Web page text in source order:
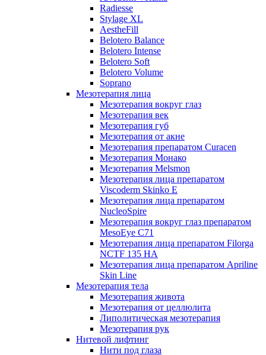
Radiesse
Stylage XL
AestheFill
Belotero Balance
Belotero Intense
Belotero Soft
Belotero Volume
Soprano
Мезотерапия лица
Мезотерапия вокруг глаз
Мезотерапия век
Мезотерапия губ
Мезотерапия от акне
Мезотерапия препаратом Curacen
Мезотерапия Монако
Мезотерапия Melsmon
Мезотерапия лица препаратом
Viscoderm Skinko E
Мезотерапия лица препаратом
NucleoSpire
Мезотерапия вокруг глаз препаратом
MesoEye С71
Мезотерапия лица препаратом Filorga
NCTF 135 HA
Мезотерапия лица препаратом Apriline
Skin Line
Мезотерапия тела
Мезотерапия живота
Мезотерапия от целлюлита
Липолитическая мезотерапия
Мезотерапия рук
Нитевой лифтинг
Нити под глаза